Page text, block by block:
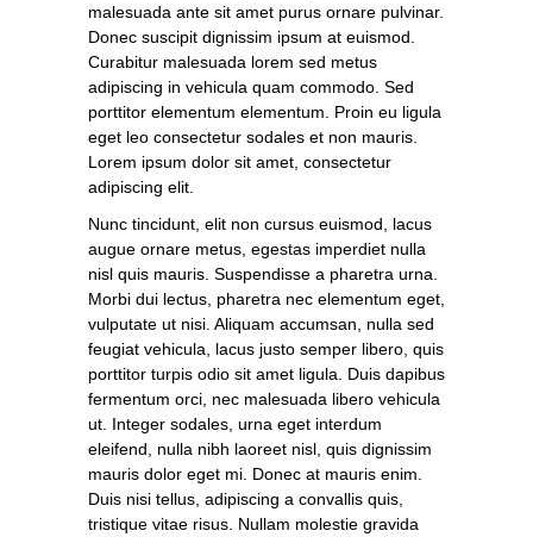
malesuada ante sit amet purus ornare pulvinar.
Donec suscipit dignissim ipsum at euismod.
Curabitur malesuada lorem sed metus
adipiscing in vehicula quam commodo. Sed
porttitor elementum elementum. Proin eu ligula
eget leo consectetur sodales et non mauris.
Lorem ipsum dolor sit amet, consectetur
adipiscing elit.
Nunc tincidunt, elit non cursus euismod, lacus
augue ornare metus, egestas imperdiet nulla
nisl quis mauris. Suspendisse a pharetra urna.
Morbi dui lectus, pharetra nec elementum eget,
vulputate ut nisi. Aliquam accumsan, nulla sed
feugiat vehicula, lacus justo semper libero, quis
porttitor turpis odio sit amet ligula. Duis dapibus
fermentum orci, nec malesuada libero vehicula
ut. Integer sodales, urna eget interdum
eleifend, nulla nibh laoreet nisl, quis dignissim
mauris dolor eget mi. Donec at mauris enim.
Duis nisi tellus, adipiscing a convallis quis,
tristique vitae risus. Nullam molestie gravida